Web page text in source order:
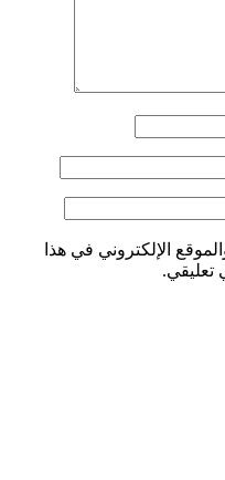
الإلكتروني في هذا
تعليقي.